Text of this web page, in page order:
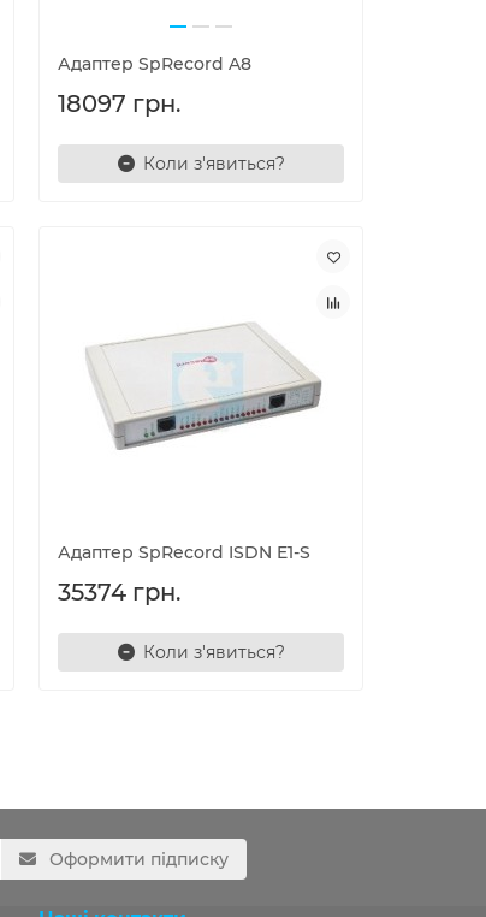
Адаптер SpRecord A8
18097 грн.
Коли з'явиться?
Адаптер SpRecord ISDN E1-S
35374 грн.
Коли з'явиться?
Оформити підписку